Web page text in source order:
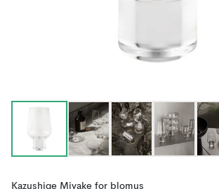
Kazushige Miyake for blomus